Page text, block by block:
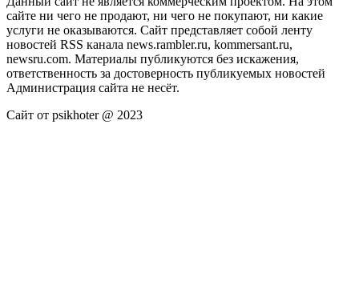
сайте ни чего не продают, ни чего не покупают, ни какие
услуги не оказываются. Сайт представляет собой ленту
новостей RSS канала news.rambler.ru, kommersant.ru,
newsru.com. Материалы публикуются без искажения,
ответственность за достоверность публикуемых новостей
Администрация сайта не несёт.
Сайт от psikhoter @ 2023